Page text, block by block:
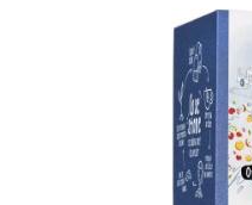
hvězdiček.